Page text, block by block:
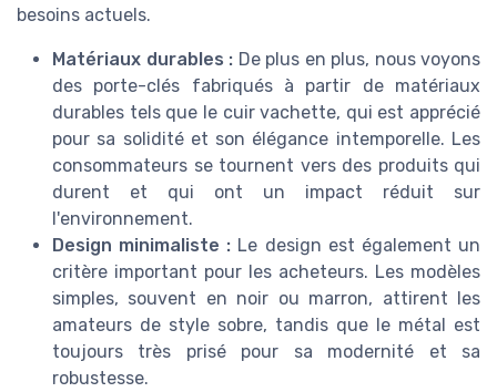
besoins actuels.
Matériaux durables : De plus en plus, nous voyons
des porte-clés fabriqués à partir de matériaux
durables tels que le cuir vachette, qui est apprécié
pour sa solidité et son élégance intemporelle. Les
consommateurs se tournent vers des produits qui
durent et qui ont un impact réduit sur
l'environnement.
Design minimaliste : Le design est également un
critère important pour les acheteurs. Les modèles
simples, souvent en noir ou marron, attirent les
amateurs de style sobre, tandis que le métal est
toujours très prisé pour sa modernité et sa
robustesse.